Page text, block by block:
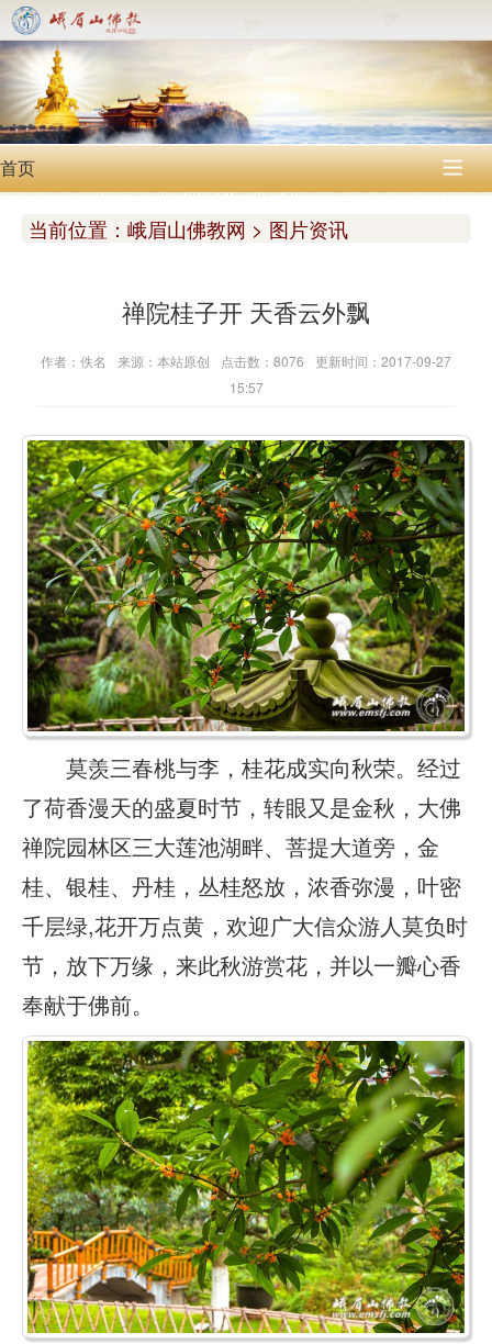
首页 
当前位置： 峨眉山佛教网 > 图片资讯
禅院桂子开 天香云外飘
作者：佚名 来源：本站原创 点击数：8076
更新时间：2017-09-27
15:57
莫羡三春桃与李，桂花成实向秋荣。经过
了荷香漫天的盛夏时节，转眼又是金秋，大佛
禅院园林区三大莲池湖畔、菩提大道旁，金
桂、银桂、丹桂，丛桂怒放，浓香弥漫，叶密
千层绿,花开万点黄，欢迎广大信众游人莫负时
节，放下万缘，来此秋游赏花，并以一瓣心香
奉献于佛前。